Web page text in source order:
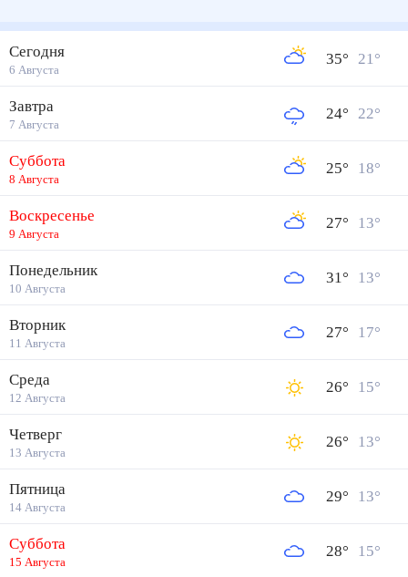
Сегодня
6 Августа
35° 21°
Завтра
7 Августа
24° 22°
Суббота
8 Августа
25° 18°
Воскресенье
9 Августа
27° 13°
Понедельник
10 Августа
31° 13°
Вторник
11 Августа
27° 17°
Среда
12 Августа
26° 15°
Четверг
13 Августа
26° 13°
Пятница
14 Августа
29° 13°
Суббота
15 Августа
28° 15°